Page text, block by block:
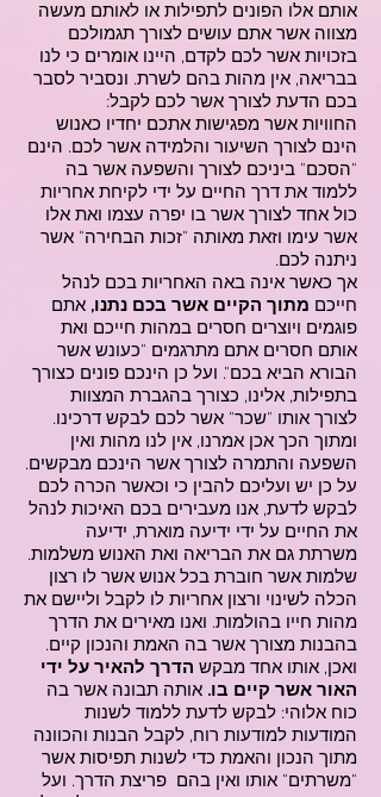
אותם אלו הפונים לתפילות או לאותם מעשה
מצווה אשר אתם עושים לצורך תגמולכם
בזכויות אשר לכם לקדם, היינו אומרים כי לנו
בבריאה, אין מהות בהם לשרת. ונסביר לסבר
בכם הדעת לצורך אשר לכם לקבל:
החוויות אשר מפגישות אתכם יחדיו כאנוש
הינם לצורך השיעור והלמידה אשר לכם. הינם
"הסכם" ביניכם לצורך והשפעה אשר בה
ללמוד את דרך החיים על ידי לקיחת אחריות
כול אחד לצורך אשר בו יפרה עצמו ואת אלו
אשר עימו וזאת מאותה "זכות הבחירה" אשר
ניתנה לכם.
אך כאשר אינה באה האחריות בכם לנהל
חייכם מתוך הקיים אשר בכם נתנו, אתם
פוגמים ויוצרים חסרים במהות חייכם ואת
אותם חסרים אתם מתרגמים "כעונש אשר
הבורא הביא בכם". ועל כן הינכם פונים כצורך
בתפילות, אלינו, כצורך בהגברת המצוות
לצורך אותו "שכר" אשר לכם לבקש דרכינו.
ומתוך הכך אכן אמרנו, אין לנו מהות ואין
השפעה והתמרה לצורך אשר הינכם מבקשים.
על כן יש ועליכם להבין כי וכאשר הכרה לכם
לבקש לדעת, אנו מעבירים בכם האיכות לנהל
את החיים על ידי ידיעה מוארת, ידיעה
משרתת גם את הבריאה ואת האנוש משלמות.
שלמות אשר חוברת בכל אנוש אשר לו רצון
הכלה לשינוי ורצון אחריות לו לקבל וליישם את
מהות חייו בהולמות. ואנו מאירים את הדרך
בהבנות מצורך אשר בה האמת והנכון קיים.
ואכן, אותו אחד מבקש הדרך להאיר על ידי
האור אשר קיים בו. אותה תבונה אשר בה
כוח אלוהי: לבקש לדעת ללמוד לשנות
המודעות למודעות רוח, לקבל הבנות והכוונה
מתוך הנכון והאמת כדי לשנות תפיסות אשר
"משרתים" אותו ואין בהם פריצת הדרך. ועל